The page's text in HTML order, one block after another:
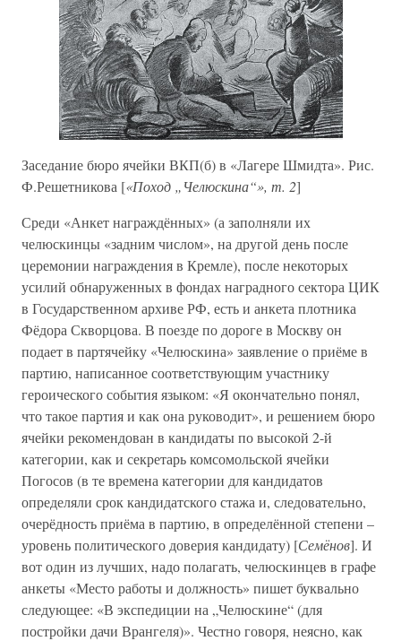
Заседание бюро ячейки ВКП(б) в «Лагере Шмидта». Рис.
Ф.Решетникова [«Поход „Челюскина“», т. 2]
Среди «Анкет награждённых» (а заполняли их
челюскинцы «задним числом», на другой день после
церемонии награждения в Кремле), после некоторых
усилий обнаруженных в фондах наградного сектора ЦИК
в Государственном архиве РФ, есть и анкета плотника
Фёдора Скворцова. В поезде по дороге в Москву он
подает в партячейку «Челюскина» заявление о приёме в
партию, написанное соответствующим участнику
героического события языком: «Я окончательно понял,
что такое партия и как она руководит», и решением бюро
ячейки рекомендован в кандидаты по высокой 2-й
категории, как и секретарь комсомольской ячейки
Погосов (в те времена категории для кандидатов
определяли срок кандидатского стажа и, следовательно,
очерёдность приёма в партию, в определённой степени –
уровень политического доверия кандидату) [Семёнов]. И
вот один из лучших, надо полагать, челюскинцев в графе
анкеты «Место работы и должность» пишет буквально
следующее: «В экспедиции на „Челюскине“ (для
постройки дачи Врангеля)». Честно говоря, неясно, как